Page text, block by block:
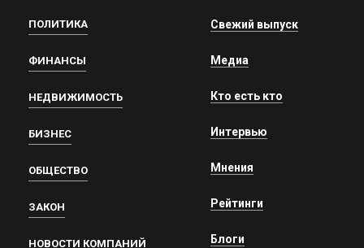
ПОЛИТИКА
ФИНАНСЫ
НЕДВИЖИМОСТЬ
БИЗНЕС
ОБЩЕСТВО
ЗАКОН
НОВОСТИ КОМПАНИЙ
Свежий выпуск
Медиа
Кто есть кто
Интервью
Мнения
Рейтинги
Блоги